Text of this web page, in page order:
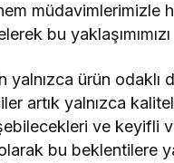
müdavimlerimizle
bu
ürün odaklı
artık yalnızca
ve keyifli
bu beklentilere